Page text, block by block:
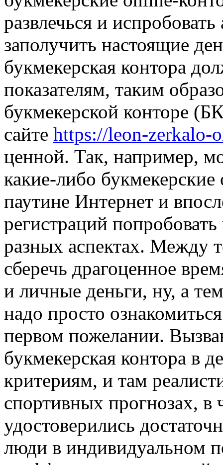
развлечься и
заполучить настоящие
букмекерская контора
показателям, таким
букмекерской конторе
сайте https://leon-zerkalo-
ценной. Так, например,
какие-либо
паутине Интернет и
регистраций
разных аспектах. Между
сберечь драгоценное
и личные деньги, ну, а
надо просто
первом пожелании.
букмекерская контора в
критериям, и там
спортивных прогнозах,
удостоверились
люди в индивидуальном